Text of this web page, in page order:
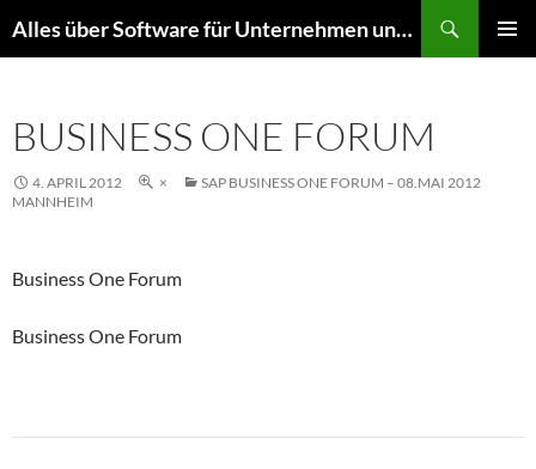
Inhalt
Alles über Software für Unternehmen und mehr
BUSINESS ONE FORUM
4. APRIL 2012 ×
SAP BUSINESS ONE FORUM – 08.MAI 2012
MANNHEIM
Business One Forum
Business One Forum